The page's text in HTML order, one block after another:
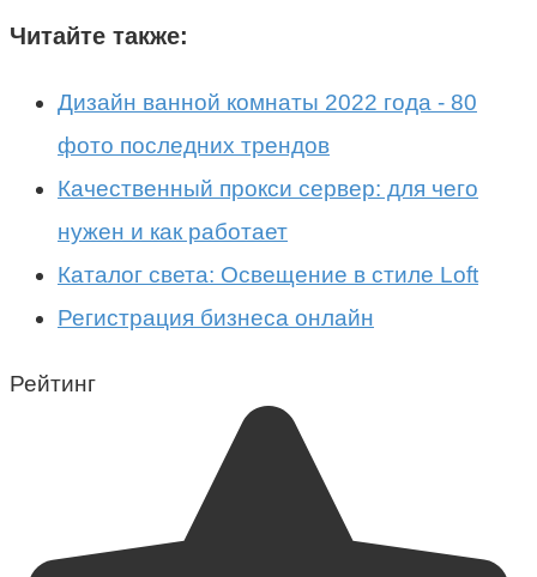
Читайте также:
Дизайн ванной комнаты 2022 года - 80
фото последних трендов
Качественный прокси сервер: для чего
нужен и как работает
Каталог света: Освещение в стиле Loft
Регистрация бизнеса онлайн
Рейтинг